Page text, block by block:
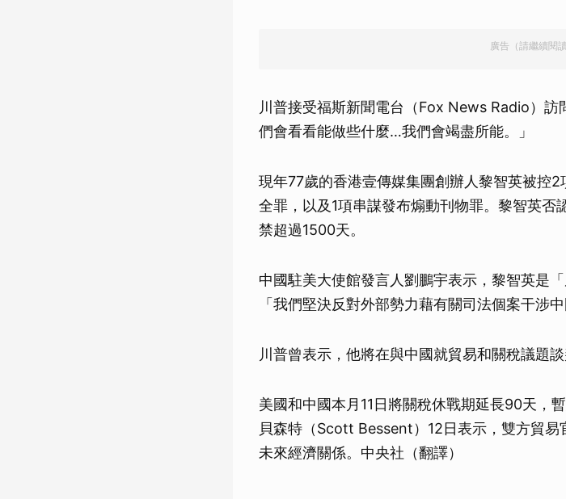
廣告（請繼續閱讀
川普接受福斯新聞電台（Fox News Radio）
們會看看能做些什麼…我們會竭盡所能。」
現年77歲的香港壹傳媒集團創辦人黎智英被控
全罪，以及1項串謀發布煽動刊物罪。黎智英
禁超過1500天。
中國駐美大使館發言人劉鵬宇表示，黎智英是
「我們堅決反對外部勢力藉有關司法個案干涉
川普曾表示，他將在與中國就貿易和關稅議題談
美國和中國本月11日將關稅休戰期延長90天，
貝森特（Scott Bessent）12日表示，雙方貿
未來經濟關係。中央社（翻譯）